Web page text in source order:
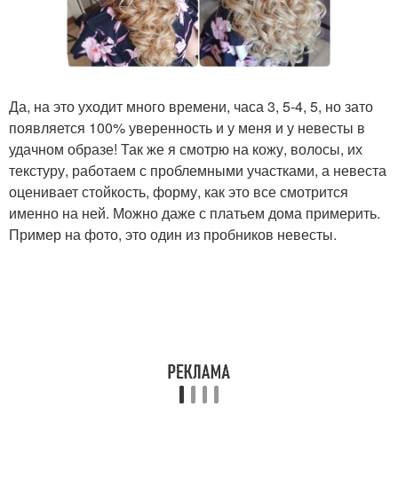
Да, на это уходит много времени, часа 3, 5-4, 5, но зато
появляется 100% уверенность и у меня и у невесты в
удачном образе! Так же я смотрю на кожу, волосы, их
текстуру, работаем с проблемными участками, а невеста
оценивает стойкость, форму, как это все смотрится
именно на ней. Можно даже с платьем дома примерить.
Пример на фото, это один из пробников невесты.